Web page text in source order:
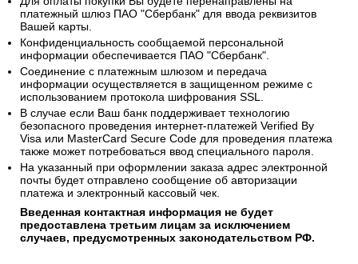
платежный шлюз ПАО "Сбербанк" для ввода реквизитов
Вашей карты.
Конфиденциальность сообщаемой персональной
информации обеспечивается ПАО "Сбербанк".
Соединение с платежным шлюзом и передача
информации осуществляется в защищенном режиме с
использованием протокола шифрования SSL.
В случае если Ваш банк поддерживает технологию
безопасного проведения интернет-платежей Verified By
Visa или MasterCard Secure Code для проведения платежа
также может потребоваться ввод специального пароля.
На указанный при оформлении заказа адрес электронной
почты будет отправлено сообщение об авторизации
платежа и электронный кассовый чек.
Введенная контактная информация не будет
предоставлена третьим лицам за исключением
случаев, предусмотренных законодательством РФ.